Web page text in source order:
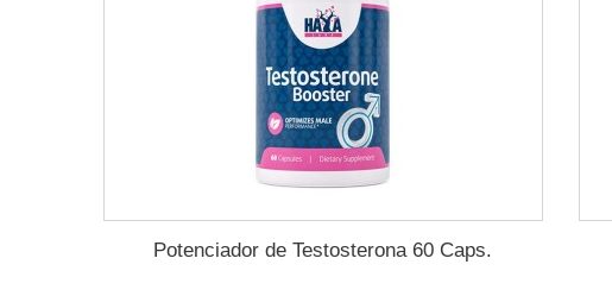
Potenciador de Testosterona 60 Caps.